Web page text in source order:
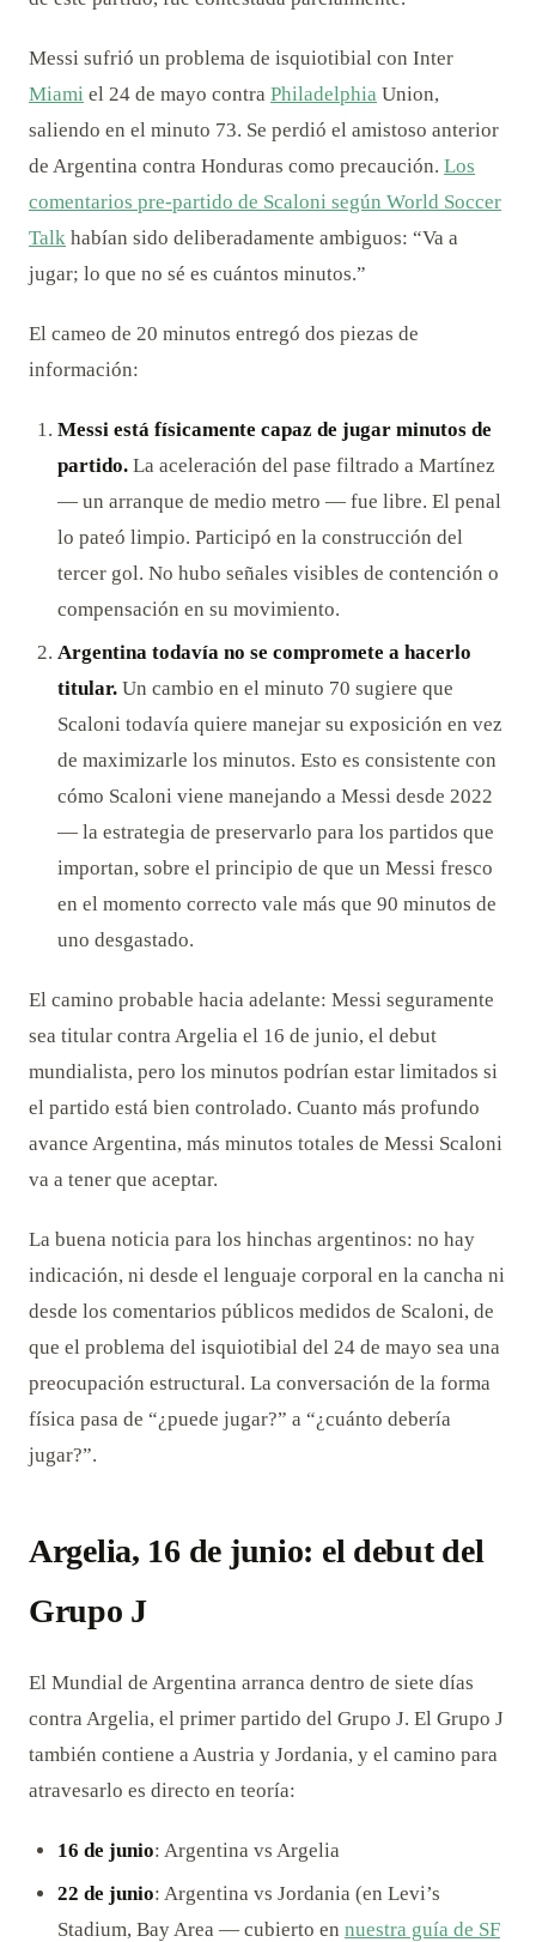
Messi sufrió un problema de isquiotibial con Inter
Miami el 24 de mayo contra Philadelphia Union,
saliendo en el minuto 73. Se perdió el amistoso anterior
de Argentina contra Honduras como precaución. Los
comentarios pre-partido de Scaloni según World Soccer
Talk habían sido deliberadamente ambiguos: “Va a
jugar; lo que no sé es cuántos minutos.”
El cameo de 20 minutos entregó dos piezas de
información:
Messi está físicamente capaz de jugar minutos de
partido. La aceleración del pase filtrado a Martínez
— un arranque de medio metro — fue libre. El penal
lo pateó limpio. Participó en la construcción del
tercer gol. No hubo señales visibles de contención o
compensación en su movimiento.
Argentina todavía no se compromete a hacerlo
titular. Un cambio en el minuto 70 sugiere que
Scaloni todavía quiere manejar su exposición en vez
de maximizarle los minutos. Esto es consistente con
cómo Scaloni viene manejando a Messi desde 2022
— la estrategia de preservarlo para los partidos que
importan, sobre el principio de que un Messi fresco
en el momento correcto vale más que 90 minutos de
uno desgastado.
El camino probable hacia adelante: Messi seguramente
sea titular contra Argelia el 16 de junio, el debut
mundialista, pero los minutos podrían estar limitados si
el partido está bien controlado. Cuanto más profundo
avance Argentina, más minutos totales de Messi Scaloni
va a tener que aceptar.
La buena noticia para los hinchas argentinos: no hay
indicación, ni desde el lenguaje corporal en la cancha ni
desde los comentarios públicos medidos de Scaloni, de
que el problema del isquiotibial del 24 de mayo sea una
preocupación estructural. La conversación de la forma
física pasa de “¿puede jugar?” a “¿cuánto debería
jugar?”.
Argelia, 16 de junio: el debut del
Grupo J
El Mundial de Argentina arranca dentro de siete días
contra Argelia, el primer partido del Grupo J. El Grupo J
también contiene a Austria y Jordania, y el camino para
atravesarlo es directo en teoría:
16 de junio: Argentina vs Argelia
22 de junio: Argentina vs Jordania (en Levi’s
Stadium, Bay Area — cubierto en nuestra guía de SF